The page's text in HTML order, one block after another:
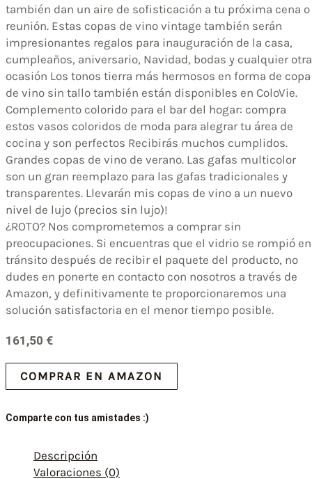
también dan un aire de sofisticación a tu próxima cena o
reunión. Estas copas de vino vintage también serán
impresionantes regalos para inauguración de la casa,
cumpleaños, aniversario, Navidad, bodas y cualquier otra
ocasión Los tonos tierra más hermosos en forma de copa
de vino sin tallo también están disponibles en ColoVie.
Complemento colorido para el bar del hogar: compra
estos vasos coloridos de moda para alegrar tu área de
cocina y son perfectos Recibirás muchos cumplidos.
Grandes copas de vino de verano. Las gafas multicolor
son un gran reemplazo para las gafas tradicionales y
transparentes. Llevarán mis copas de vino a un nuevo
nivel de lujo (precios sin lujo)!
¿ROTO? Nos comprometemos a comprar sin
preocupaciones. Si encuentras que el vidrio se rompió en
tránsito después de recibir el paquete del producto, no
dudes en ponerte en contacto con nosotros a través de
Amazon, y definitivamente te proporcionaremos una
solución satisfactoria en el menor tiempo posible.
161,50 €
COMPRAR EN AMAZON
Comparte con tus amistades :)
Descripción
Valoraciones (0)